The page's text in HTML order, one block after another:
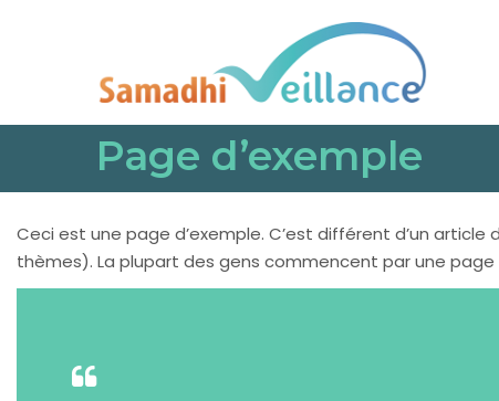
Page d’exemple
Ceci est une page d’exemple. C’est différent d’un
thèmes). La plupart des gens commencent par une